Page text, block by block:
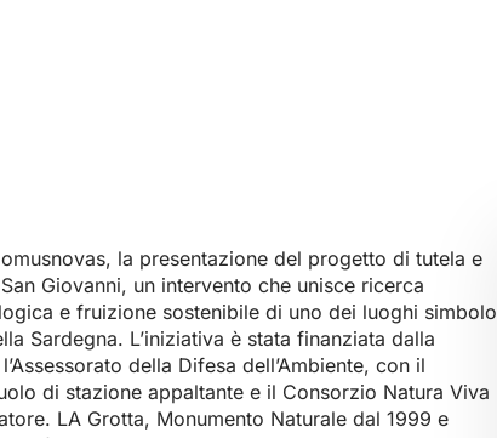
la presentazione del progetto di tutela e
Giovanni, un intervento che unisce ricerca
e fruizione sostenibile di uno dei luoghi simbolo
Sardegna. L’iniziativa è stata finanziata dalla
della Difesa dell’Ambiente, con il
di stazione appaltante e il Consorzio Natura Viva
LA Grotta, Monumento Naturale dal 1999 e